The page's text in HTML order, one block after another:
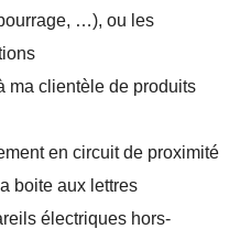
…), ou les
ma clientèle de produits
en circuit de proximité
boite aux lettres
électriques hors-